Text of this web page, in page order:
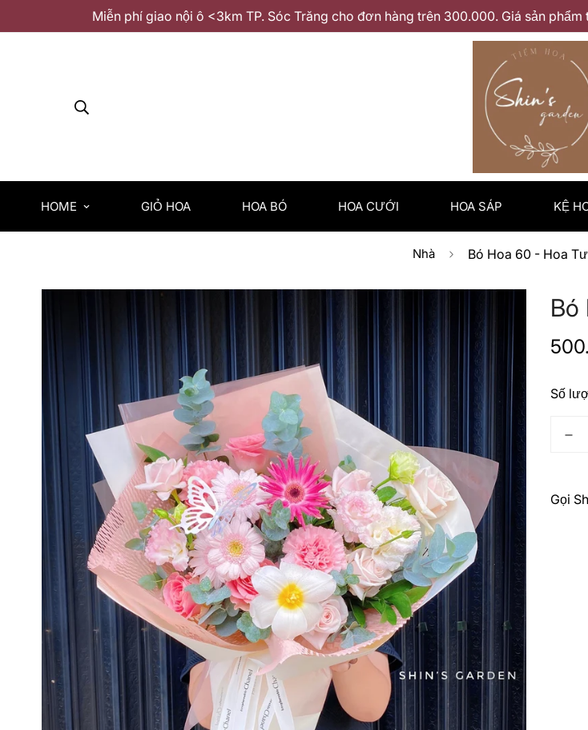
Miễn phí giao nội ô <3km TP. Sóc Trăng cho đơn hàng trên 300.000. Giá sản
HOME GIỎ HOA HOA BÓ HOA CƯỚI HOA SÁP KỆ
Nhà Bó Hoa 60 - Hoa
Bó
Giá
Số
Gọi